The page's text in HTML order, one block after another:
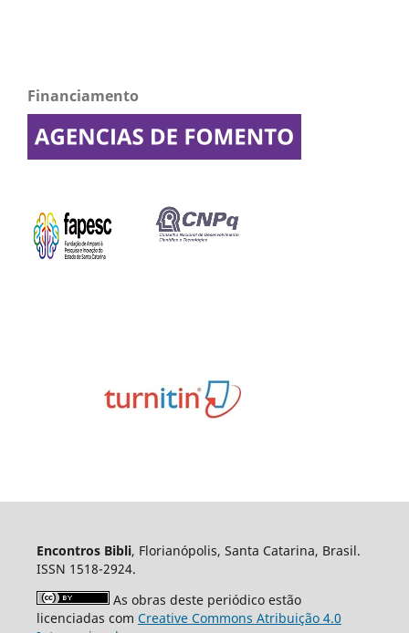
Financiamento
Encontros Bibli, Florianópolis, Santa Catarina, Brasil.
ISSN 1518-2924.
As obras deste periódico estão
licenciadas com Creative Commons Atribuição 4.0